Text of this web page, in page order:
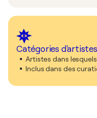
Catégories d'artistes
Artistes dans
Inclus dans des